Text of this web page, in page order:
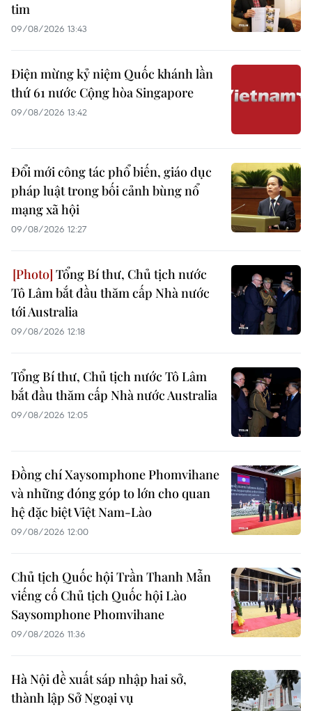
tim
09/08/2026 13:43
Điện mừng kỷ niệm Quốc khánh lần
thứ 61 nước Cộng hòa Singapore
09/08/2026 13:42
Đổi mới công tác phổ biến, giáo dục
pháp luật trong bối cảnh bùng nổ
mạng xã hội
09/08/2026 12:27
Tổng Bí thư, Chủ tịch nước
Tô Lâm bắt đầu thăm cấp Nhà nước
tới Australia
09/08/2026 12:18
Tổng Bí thư, Chủ tịch nước Tô Lâm
bắt đầu thăm cấp Nhà nước Australia
09/08/2026 12:05
Đồng chí Xaysomphone Phomvihane
và những đóng góp to lớn cho quan
hệ đặc biệt Việt Nam-Lào
09/08/2026 12:00
Chủ tịch Quốc hội Trần Thanh Mẫn
viếng cố Chủ tịch Quốc hội Lào
Saysomphone Phomvihane
09/08/2026 11:36
Hà Nội đề xuất sáp nhập hai sở,
thành lập Sở Ngoại vụ